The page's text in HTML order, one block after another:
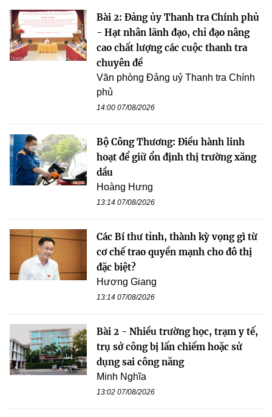
Bài 2: Đảng ủy Thanh tra Chính phủ
- Hạt nhân lãnh đạo, chỉ đạo nâng
cao chất lượng các cuộc thanh tra
chuyên đề
Văn phòng Đảng uỷ Thanh tra Chính
phủ
14:00 07/08/2026
Bộ Công Thương: Điều hành linh
hoạt để giữ ổn định thị trường xăng
dầu
Hoàng Hưng
13:14 07/08/2026
Các Bí thư tỉnh, thành kỳ vọng gì từ
cơ chế trao quyền mạnh cho đô thị
đặc biệt?
Hương Giang
13:14 07/08/2026
Bài 2 - Nhiều trường học, trạm y tế,
trụ sở công bị lấn chiếm hoặc sử
dụng sai công năng
Minh Nghĩa
13:02 07/08/2026